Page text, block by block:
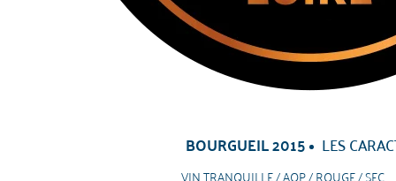
BOURGUEIL 2015 LES
VIN TRANQUILLE / AOP / ROUGE / SEC